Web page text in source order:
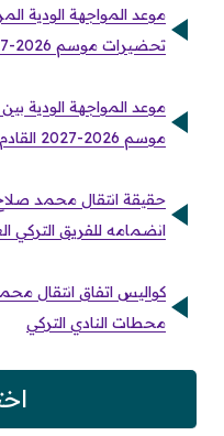
موعد المواجهة الودية
تحضيرات موسم 2026-2027 القادم
موعد المواجهة الودية
موسم 2026-2027 القادم
حقيقة انتقال محمد
انضمامه للفريق التركي
كواليس اتفاق انتقال
محطات النادي التركي